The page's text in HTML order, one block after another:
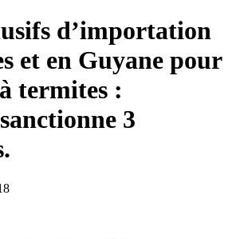
d’importation
et en Guyane pour
termites :
3